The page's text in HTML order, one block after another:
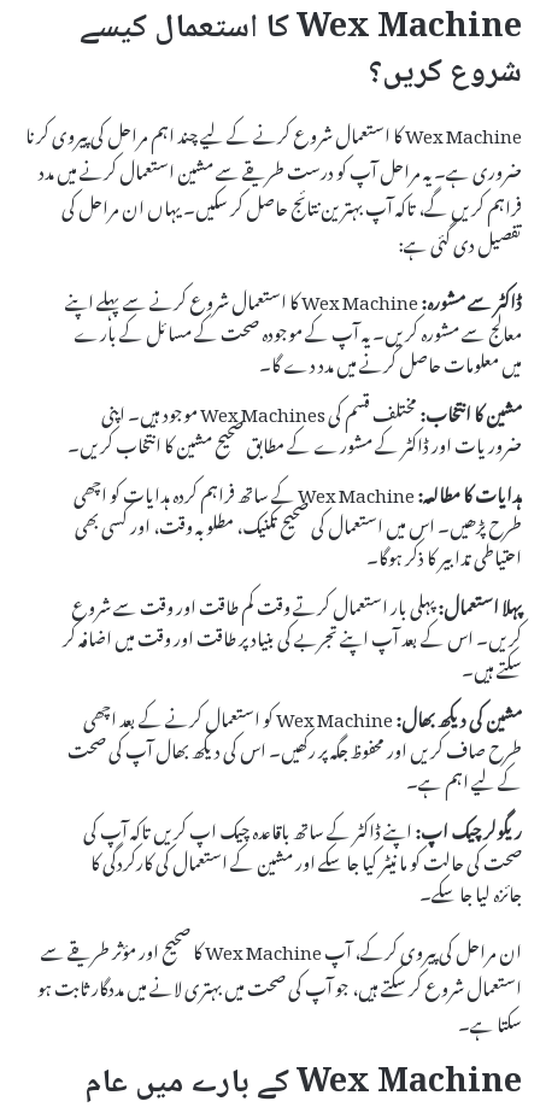
Wex Machine کا استعمال کیسے
شروع کریں؟
Wex Machine کا استعمال شروع کرنے کے لیے چند اہم مراحل کی پیروی کرنا
ضروری ہے۔ یہ مراحل آپ کو درست طریقے سے مشین استعمال کرنے میں مدد
فراہم کریں گے، تاکہ آپ بہترین نتائج حاصل کر سکیں۔ یہاں ان مراحل کی
تفصیل دی گئی ہے:
ڈاکٹر سے مشورہ:
Wex Machine کا استعمال شروع کرنے سے پہلے اپنے
معالج سے مشورہ کریں۔ یہ آپ کے موجودہ صحت کے مسائل کے بارے
میں معلومات حاصل کرنے میں مدد دے گا۔
مشین کا انتخاب:
مختلف قسم کی Wex Machines موجود ہیں۔ اپنی
ضروریات اور ڈاکٹر کے مشورے کے مطابق صحیح مشین کا انتخاب کریں۔
ہدایات کا مطالعہ:
Wex Machine کے ساتھ فراہم کردہ ہدایات کو اچھی
طرح پڑھیں۔ اس میں استعمال کی صحیح تکنیک، مطلوبہ وقت، اور کسی بھی
احتیاطی تدابیر کا ذکر ہوگا۔
پہلا استعمال:پہلی بار استعمال کرتے وقت کم طاقت اور وقت سے شروع
کریں۔ اس کے بعد آپ اپنے تجربے کی بنیاد پر طاقت اور وقت میں اضافہ کر
سکتے ہیں۔
مشین کی دیکھ بھال:
Wex Machine کو استعمال کرنے کے بعد اچھی
طرح صاف کریں اور محفوظ جگہ پر رکھیں۔ اس کی دیکھ بھال آپ کی صحت
کے لیے اہم ہے۔
ریگولر چیک اپ:اپنے ڈاکٹر کے ساتھ باقاعدہ چیک اپ کریں تاکہ آپ کی
صحت کی حالت کو مانیٹر کیا جا سکے اور مشین کے استعمال کی کارکردگی کا
جائزہ لیا جا سکے۔
ان مراحل کی پیروی کرکے، آپ Wex Machine کا صحیح اور مؤثر طریقے سے
استعمال شروع کر سکتے ہیں، جو آپ کی صحت میں بہتری لانے میں مددگار ثابت ہو
سکتا ہے۔
Wex Machine کے بارے میں عام